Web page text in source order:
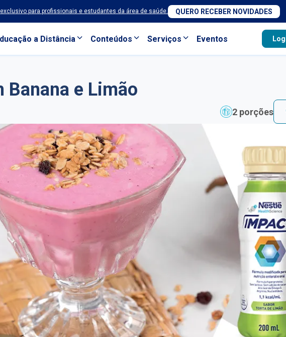
para profissionais e estudantes da área de saúde. QUERO RECEBER NOVIDADES
a Distância Conteúdos Serviços Eventos
Banana e Limão
2 porções